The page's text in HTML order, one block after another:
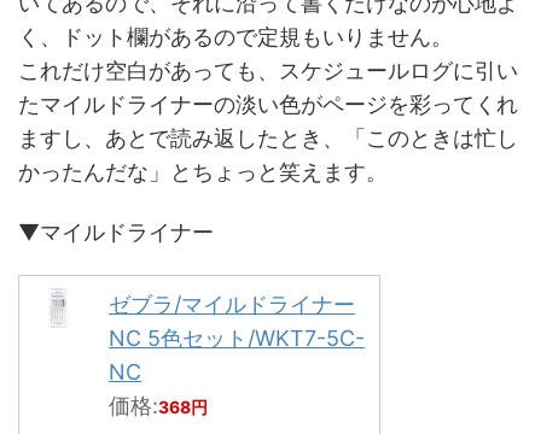
く、ドット欄があるので定規もいりません。
これだけ空白があっても、スケジュールログに引い
たマイルドライナーの淡い色がページを彩ってくれ
ますし、あとで読み返したとき、「このときは忙し
かったんだな」とちょっと笑えます。
▼マイルドライナー
ゼブラ/マイルドライナー
NC 5色セット/WKT7-5C-
NC
価格:368円